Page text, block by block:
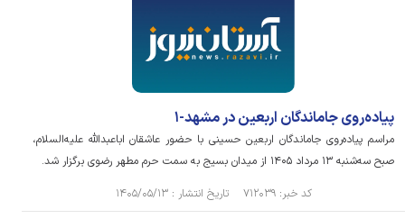
پیاده‌روی جاماندگان اربعین در مشهد-۱
مراسم پیاده‌روی جاماندگان اربعین حسینی با حضور عاشقان اباعبدالله علیه‌السلام،
صبح سه‌شنبه ۱۳ مرداد ۱۴۰۵ از میدان بسیج به سمت حرم مطهر رضوی برگزار شد.
کد خبر: ۷۱۲۰۳۹ تاریخ انتشار : ۱۴۰۵/۰۵/۱۳